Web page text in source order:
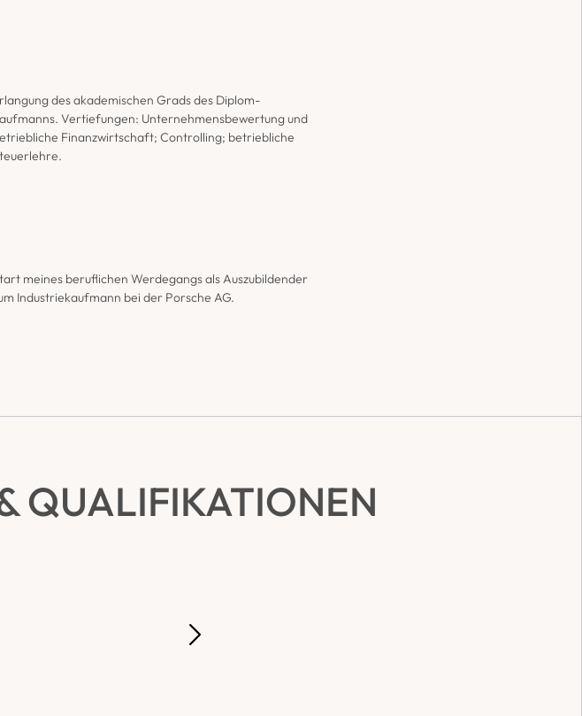
des akademischen Grads des Diplom-
Vertiefungen: Unternehmensbewertung und
Finanzwirtschaft; Controlling; betriebliche
meines beruflichen Werdegangs als Auszubildender
Industriekaufmann bei der Porsche AG.
QUALIFIKATIONEN